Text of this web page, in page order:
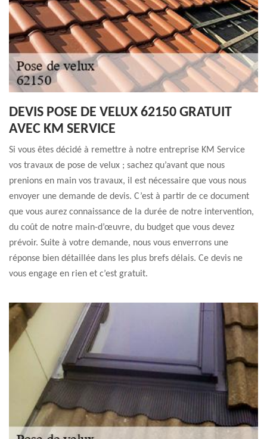
DEVIS POSE DE VELUX 62150 GRATUIT
AVEC KM SERVICE
Si vous êtes décidé à remettre à notre entreprise KM Service
vos travaux de pose de velux ; sachez qu’avant que nous
prenions en main vos travaux, il est nécessaire que vous nous
envoyer une demande de devis. C’est à partir de ce document
que vous aurez connaissance de la durée de notre intervention,
du coût de notre main-d’œuvre, du budget que vous devez
prévoir. Suite à votre demande, nous vous enverrons une
réponse bien détaillée dans les plus brefs délais. Ce devis ne
vous engage en rien et c’est gratuit.